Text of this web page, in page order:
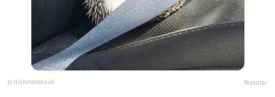
britishmemesuk Reportar